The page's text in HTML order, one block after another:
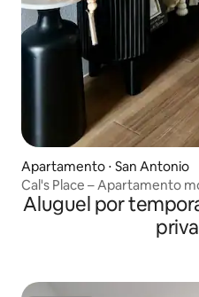
Apartamento ⋅ San Antonio
Cal's Place – Apartamento
confortável
Aluguel por